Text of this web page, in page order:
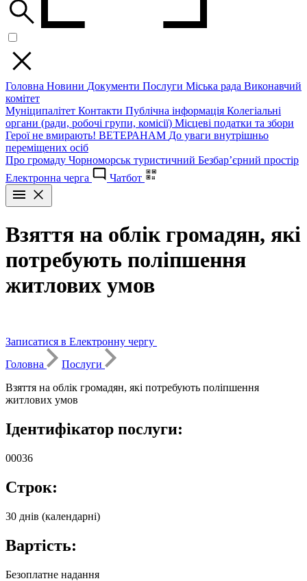
Головна Новини Документи Послуги Міська рада Виконавчий
комітет
Муніципалітет Контакти Публічна інформація Колегіальні
органи (ради, робочі групи, комісії) Місцеві податки та збори
Герої не вмирають! ВЕТЕРАНАМ До уваги внутрішньо
переміщених осіб
Про громаду Чорноморськ туристичний Безбар’єрний простір
Електронна черга
Чатбот
Взяття на облік громадян, які
потребують поліпшення
житлових умов
Записатися в Електронну чергу
Головна
Послуги
Взяття на облік громадян, які потребують поліпшення
житлових умов
Ідентифікатор послуги:
00036
Строк:
30 днів (календарні)
Вартість:
Безоплатне надання